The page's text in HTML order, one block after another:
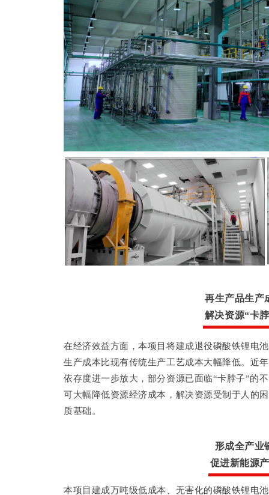
再生产品生产
解决资源“卡
在经济效益方面，本项目将建成退役磷酸铁锂电
生产成本比现有传统生产工艺成本大幅降低。近
依存度进一步放大，部分资源已面临“卡脖子”的
可大幅降低资源经济成本，解决资源受制于人的
质基础。
形成全产业
促进新能源
本项目建成万吨级低成本、无害化的磷酸铁锂电